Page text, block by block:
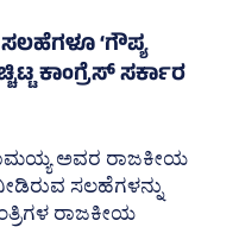
‘ಗೌಪ್ಯ
ಕಾಂಗ್ರೆಸ್‌ ಸರ್ಕಾರ
ಅವರ ರಾಜಕೀಯ
ಸಲಹೆಗಳನ್ನು
ರಾಜಕೀಯ